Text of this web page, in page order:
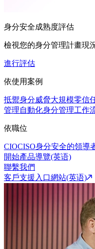
身分安全成熟度評估
檢視您的身分管理計畫現
進行評估
依使用案例
抵禦身分威脅大規模零信
管理自動化身分管理工作
依職位
CIOCISO身分安全的領導
開始產品導覽(英语)
聯繫我們
客戶支援入口網站(英语)